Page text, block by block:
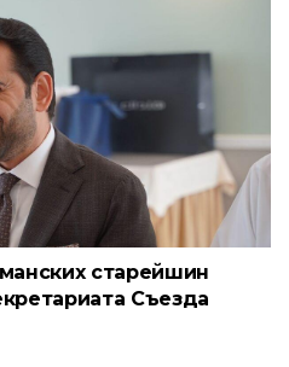
старейшин
Съезда